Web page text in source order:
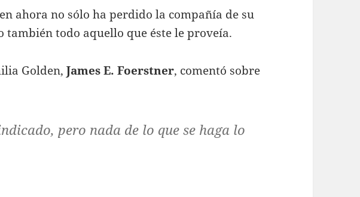
ahora no sólo ha perdido la compañía de su
también todo aquello que éste le proveía.
Golden,James E. Foerstner, comentó sobre
pero nada de lo que se haga lo